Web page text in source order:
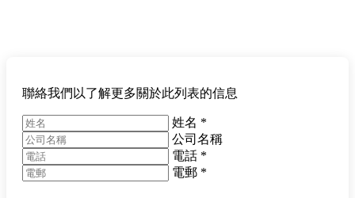
聯絡我們以了解更多關於此列表的信息
姓名 *
公司名稱
電話 *
電郵 *